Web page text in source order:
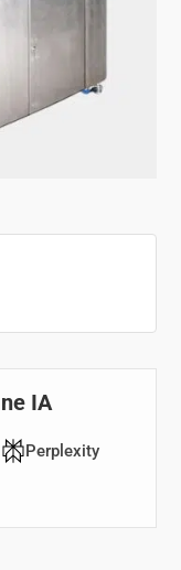
IA
Perplexity